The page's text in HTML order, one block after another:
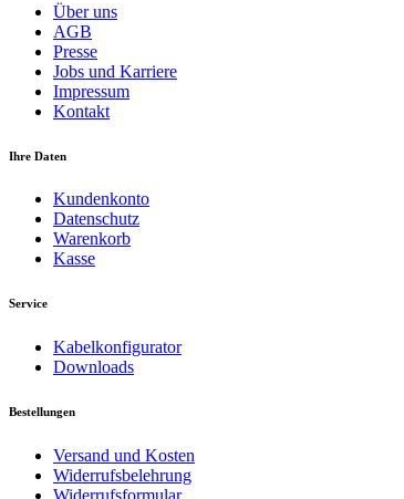
Über uns
AGB
Presse
Jobs und Karriere
Impressum
Kontakt
Ihre Daten
Kundenkonto
Datenschutz
Warenkorb
Kasse
Service
Kabelkonfigurator
Downloads
Bestellungen
Versand und Kosten
Widerrufsbelehrung